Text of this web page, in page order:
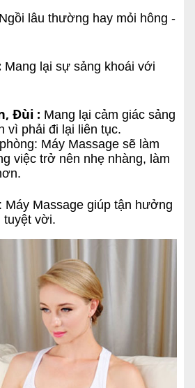
Ngồi lâu thường hay mỏi hông -
Mang lại sự sảng khoái với
Đùi : Mang lại cảm giác sảng
vì phải đi lại liên tục.
Máy Massage sẽ làm
việc trở nên nhẹ nhàng, làm
Massage giúp tận hưởng
tuyệt vời.